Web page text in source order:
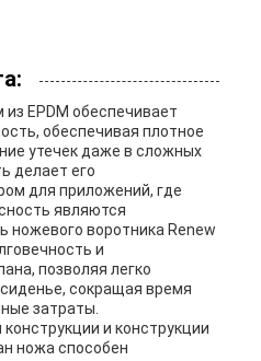
EPDM обеспечивает
обеспечивая плотное
утечек даже в сложных
делает его
для приложений, где
являются
ножевого воротника Renew
и
позволяя легко
сокращая время
затраты.
и конструкции
ножа способен